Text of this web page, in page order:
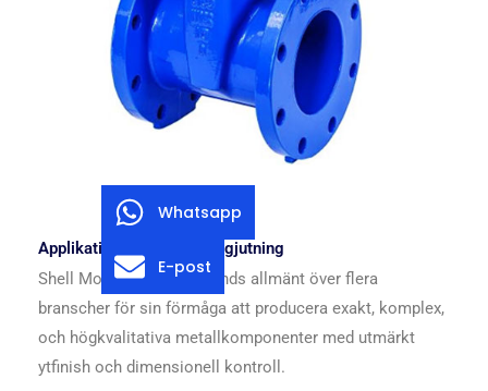
Applikationer av skalformgjutning
Shell Mold -gjutning används allmänt över flera
branscher för sin förmåga att producera exakt, komplex,
och högkvalitativa metallkomponenter med utmärkt
ytfinish och dimensionell kontroll.
Whatsapp
E-post